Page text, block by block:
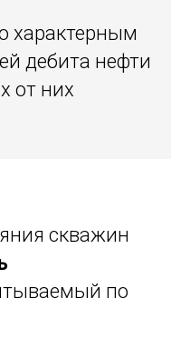
характерным
дебита нефти
от них
скважин
по